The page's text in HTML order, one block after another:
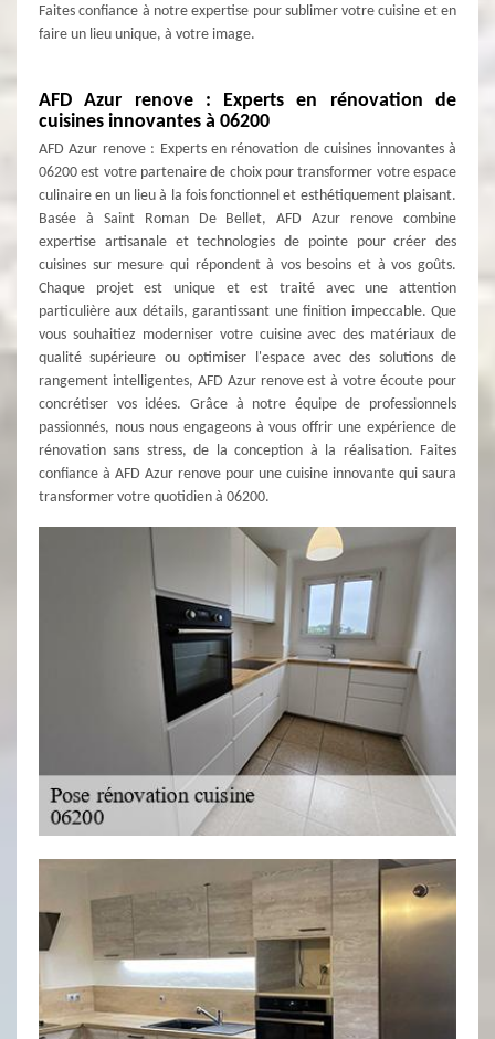
Faites confiance à notre expertise pour sublimer votre cuisine et en
faire un lieu unique, à votre image.
AFD Azur renove : Experts en rénovation de
cuisines innovantes à 06200
AFD Azur renove : Experts en rénovation de cuisines innovantes à
06200 est votre partenaire de choix pour transformer votre espace
culinaire en un lieu à la fois fonctionnel et esthétiquement plaisant.
Basée à Saint Roman De Bellet, AFD Azur renove combine
expertise artisanale et technologies de pointe pour créer des
cuisines sur mesure qui répondent à vos besoins et à vos goûts.
Chaque projet est unique et est traité avec une attention
particulière aux détails, garantissant une finition impeccable. Que
vous souhaitiez moderniser votre cuisine avec des matériaux de
qualité supérieure ou optimiser l'espace avec des solutions de
rangement intelligentes, AFD Azur renove est à votre écoute pour
concrétiser vos idées. Grâce à notre équipe de professionnels
passionnés, nous nous engageons à vous offrir une expérience de
rénovation sans stress, de la conception à la réalisation. Faites
confiance à AFD Azur renove pour une cuisine innovante qui saura
transformer votre quotidien à 06200.